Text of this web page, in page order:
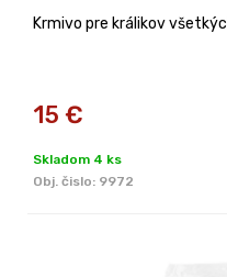
Krmivo pre králikov
15 €
Skladom 4 ks
Obj. čislo: 9972